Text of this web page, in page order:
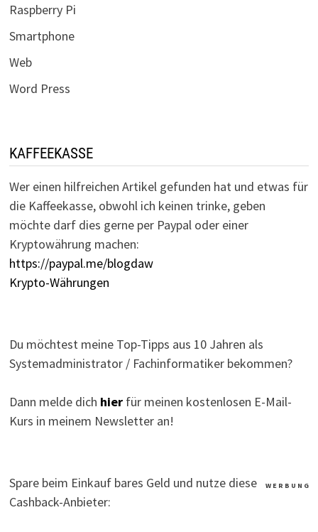
Raspberry Pi
Smartphone
Web
Word Press
KAFFEEKASSE
Wer einen hilfreichen Artikel gefunden hat und etwas für
die Kaffeekasse, obwohl ich keinen trinke, geben
möchte darf dies gerne per Paypal oder einer
Kryptowährung machen:
https://paypal.me/blogdaw
Krypto-Währungen
Du möchtest meine Top-Tipps aus 10 Jahren als
Systemadministrator / Fachinformatiker bekommen?
Dann melde dich hierfür meinen kostenlosen E-Mail-
Kurs in meinem Newsletter an!
W E R B U N G
Spare beim Einkauf bares Geld und nutze diese
Cashback-Anbieter: